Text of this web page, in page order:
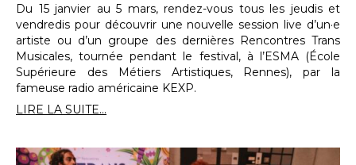
Du 15 janvier au 5 mars, rendez-vous tous les jeudis et
vendredis pour découvrir une nouvelle session live d’un·e
artiste ou d’un groupe des dernières Rencontres Trans
Musicales, tournée pendant le festival, à l’ESMA (École
Supérieure des Métiers Artistiques, Rennes), par la
fameuse radio américaine KEXP.
LIRE LA SUITE...